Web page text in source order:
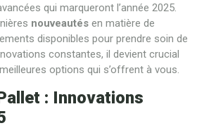
qui marqueront l’année 2025.
nouveautés en matière de
disponibles pour prendre soin de
constantes, il devient crucial
options qui s’offrent à vous.
: Innovations